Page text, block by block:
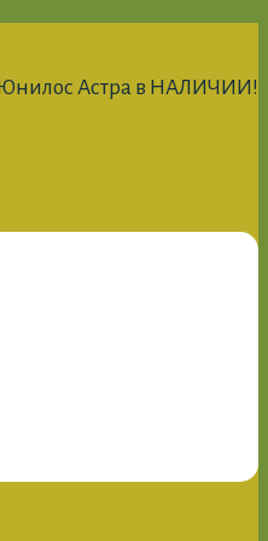
Юнилос Астра в НАЛИЧИИ!